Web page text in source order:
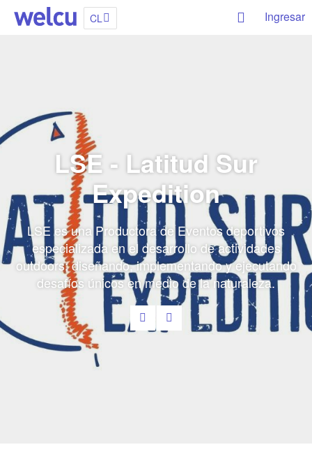
CL Ingresar
LSE - Latitud Sur
Expedition
LSE es una Productora de Eventos deportivos
especializada en el desarrollo de actividades
outdoors; diseñando, implementando y ejecutando
desafíos únicos en medio de la naturaleza.